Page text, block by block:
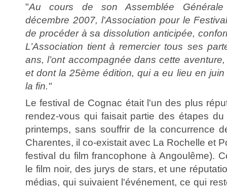
"Au cours de son Assemblée
décembre 2007, l'Association pour le
de procéder à sa dissolution anticipée,
L’Association tient à remercier tous ses
ans, l’ont accompagnée dans cette
et dont la 25ème édition, qui a eu lieu en
la fin."
Le festival de Cognac était l'un des plus
rendez-vous qui faisait partie des étapes
printemps, sans souffrir de la concurrence
Charentes, il co-existait avec La Rochelle et
festival du film francophone à Angoulême).
le film noir, des jurys de stars, et une
médias, qui suivaient l'événement, ce qui